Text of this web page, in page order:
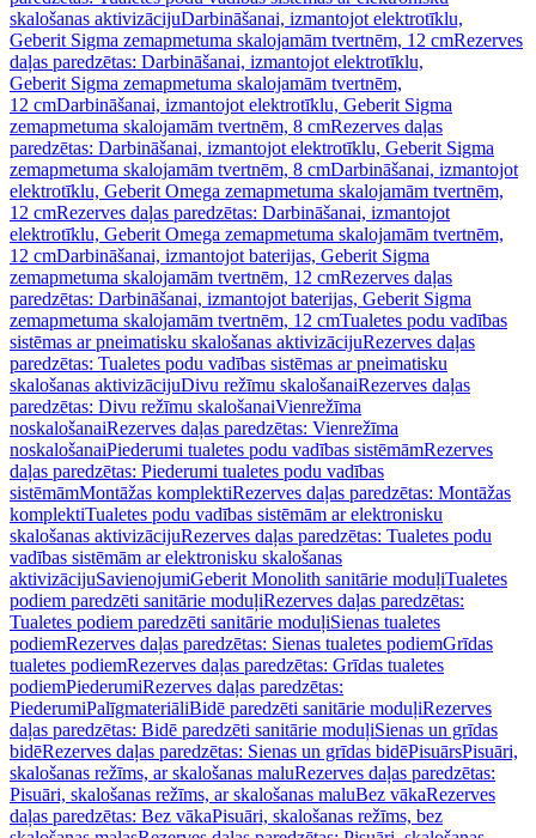
skalošanas aktivizācijuDarbināšanai, izmantojot elektrotīklu,
Geberit Sigma zemapmetuma skalojamām tvertnēm, 12 cmRezerves
daļas paredzētas: Darbināšanai, izmantojot elektrotīklu,
Geberit Sigma zemapmetuma skalojamām tvertnēm,
12 cmDarbināšanai, izmantojot elektrotīklu, Geberit Sigma
zemapmetuma skalojamām tvertnēm, 8 cmRezerves daļas
paredzētas: Darbināšanai, izmantojot elektrotīklu, Geberit Sigma
zemapmetuma skalojamām tvertnēm, 8 cmDarbināšanai, izmantojot
elektrotīklu, Geberit Omega zemapmetuma skalojamām tvertnēm,
12 cmRezerves daļas paredzētas: Darbināšanai, izmantojot
elektrotīklu, Geberit Omega zemapmetuma skalojamām tvertnēm,
12 cmDarbināšanai, izmantojot baterijas, Geberit Sigma
zemapmetuma skalojamām tvertnēm, 12 cmRezerves daļas
paredzētas: Darbināšanai, izmantojot baterijas, Geberit Sigma
zemapmetuma skalojamām tvertnēm, 12 cmTualetes podu vadības
sistēmas ar pneimatisku skalošanas aktivizācijuRezerves daļas
paredzētas: Tualetes podu vadības sistēmas ar pneimatisku
skalošanas aktivizācijuDivu režīmu skalošanaiRezerves daļas
paredzētas: Divu režīmu skalošanaiVienrežīma
noskalošanaiRezerves daļas paredzētas: Vienrežīma
noskalošanaiPiederumi tualetes podu vadības sistēmāmRezerves
daļas paredzētas: Piederumi tualetes podu vadības
sistēmāmMontāžas komplektiRezerves daļas paredzētas: Montāžas
komplektiTualetes podu vadības sistēmām ar elektronisku
skalošanas aktivizācijuRezerves daļas paredzētas: Tualetes podu
vadības sistēmām ar elektronisku skalošanas
aktivizācijuSavienojumiGeberit Monolith sanitārie moduļiTualetes
podiem paredzēti sanitārie moduļiRezerves daļas paredzētas:
Tualetes podiem paredzēti sanitārie moduļiSienas tualetes
podiemRezerves daļas paredzētas: Sienas tualetes podiemGrīdas
tualetes podiemRezerves daļas paredzētas: Grīdas tualetes
podiemPiederumiRezerves daļas paredzētas:
PiederumiPalīgmateriāliBidē paredzēti sanitārie moduļiRezerves
daļas paredzētas: Bidē paredzēti sanitārie moduļiSienas un grīdas
bidēRezerves daļas paredzētas: Sienas un grīdas bidēPisuārsPisuāri,
skalošanas režīms, ar skalošanas maluRezerves daļas paredzētas:
Pisuāri, skalošanas režīms, ar skalošanas maluBez vākaRezerves
daļas paredzētas: Bez vākaPisuāri, skalošanas režīms, bez